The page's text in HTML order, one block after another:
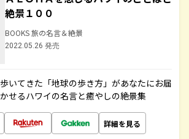
絶景１００
BOOKS 旅の名言＆絶景
2022.05.26 発売
いてきた「地球の歩き方」があなたにお届
せるハワイの名言と癒やしの絶景集
詳細を見る